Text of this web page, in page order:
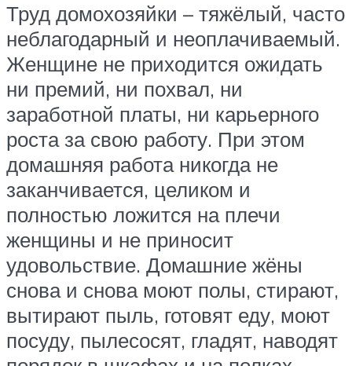
Труд домохозяйки – тяжёлый, часто
неблагодарный и неоплачиваемый.
Женщине не приходится ожидать
ни премий, ни похвал, ни
заработной платы, ни карьерного
роста за свою работу. При этом
домашняя работа никогда не
заканчивается, целиком и
полностью ложится на плечи
женщины и не приносит
удовольствие. Домашние жёны
снова и снова моют полы, стирают,
вытирают пыль, готовят еду, моют
посуду, пылесосят, гладят, наводят